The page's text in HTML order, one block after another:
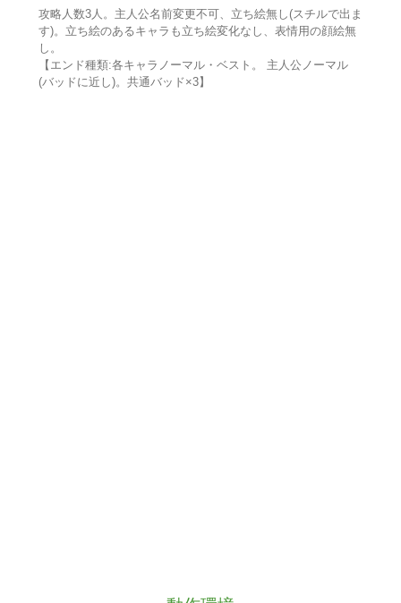
攻略人数3人。主人公名前変更不可、立ち絵無し(スチルで出ま
す)。立ち絵のあるキャラも立ち絵変化なし、表情用の顔絵無
し。
【エンド種類:各キャラノーマル・ベスト。 主人公ノーマル
(バッドに近し)。共通バッド×3】